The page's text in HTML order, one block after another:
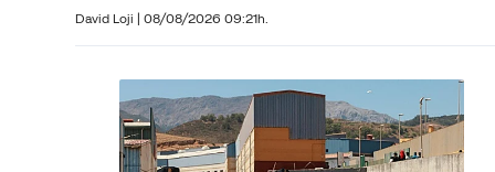
David Loji | 08/08/2026 09:21h.